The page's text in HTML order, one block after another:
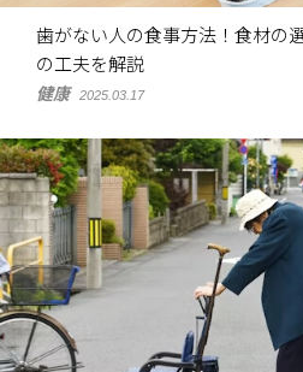
歯がない人の食事方法！食材の
の工夫を解説
健康 2025.03.17